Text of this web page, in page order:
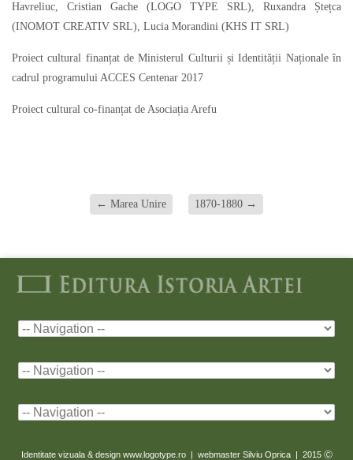
Havreliuc, Cristian Gache (LOGO TYPE SRL), Ruxandra Ștețca
(INOMOT CREATIV SRL), Lucia Morandini (KHS IT SRL)
Proiect cultural finanțat de Ministerul Culturii și Identității Naționale în
cadrul programului ACCES Centenar 2017
Proiect cultural co-finanțat de Asociația Arefu
← Marea Unire 1870-1880 →
Identitate vizuala & design www.logotype.ro | webmaster Silviu Oprica | 2015 Ⓒ